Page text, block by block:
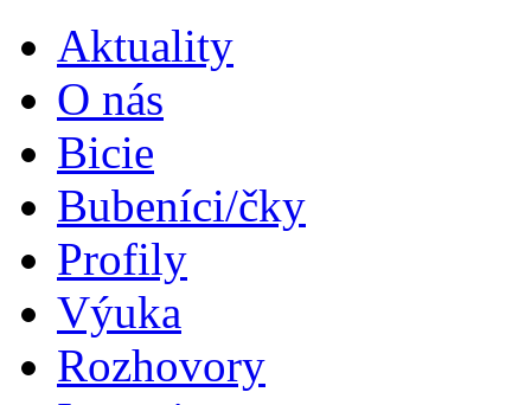
Aktuality
O nás
Bicie
Bubeníci/čky
Profily
Výuka
Rozhovory